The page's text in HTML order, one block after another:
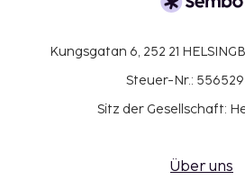
Kungsgatan 6, 252 21
Steuer-Nr.:
Sitz der Gesellschaft:
Über uns